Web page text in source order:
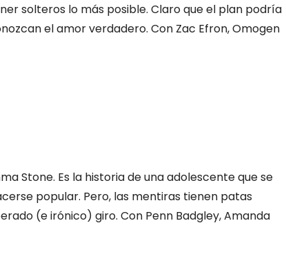
solteros lo más posible. Claro que el plan podría
el amor verdadero. Con Zac Efron, Omogen
Stone. Es la historia de una adolescente que se
popular. Pero, las mentiras tienen patas
(e irónico) giro. Con Penn Badgley, Amanda